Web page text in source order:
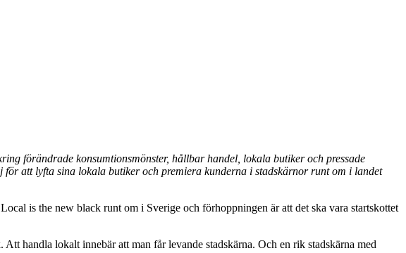
förändrade konsumtionsmönster, hållbar handel, lokala butiker och pressade
att lyfta sina lokala butiker och premiera kunderna i stadskärnor runt om i landet
is the new black runt om i Sverige och förhoppningen är att det ska vara startskottet
handla lokalt innebär att man får levande stadskärna. Och en rik stadskärna med